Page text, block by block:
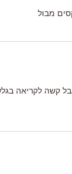
מבול
קשה לקריאה